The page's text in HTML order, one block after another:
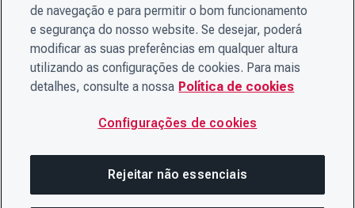
de navegação e para permitir o bom funcionamento
e segurança do nosso website. Se desejar, poderá
modificar as suas preferências em qualquer altura
utilizando as configurações de cookies. Para mais
detalhes, consulte a nossa Política de cookies
Configurações de cookies
Rejeitar não essenciais